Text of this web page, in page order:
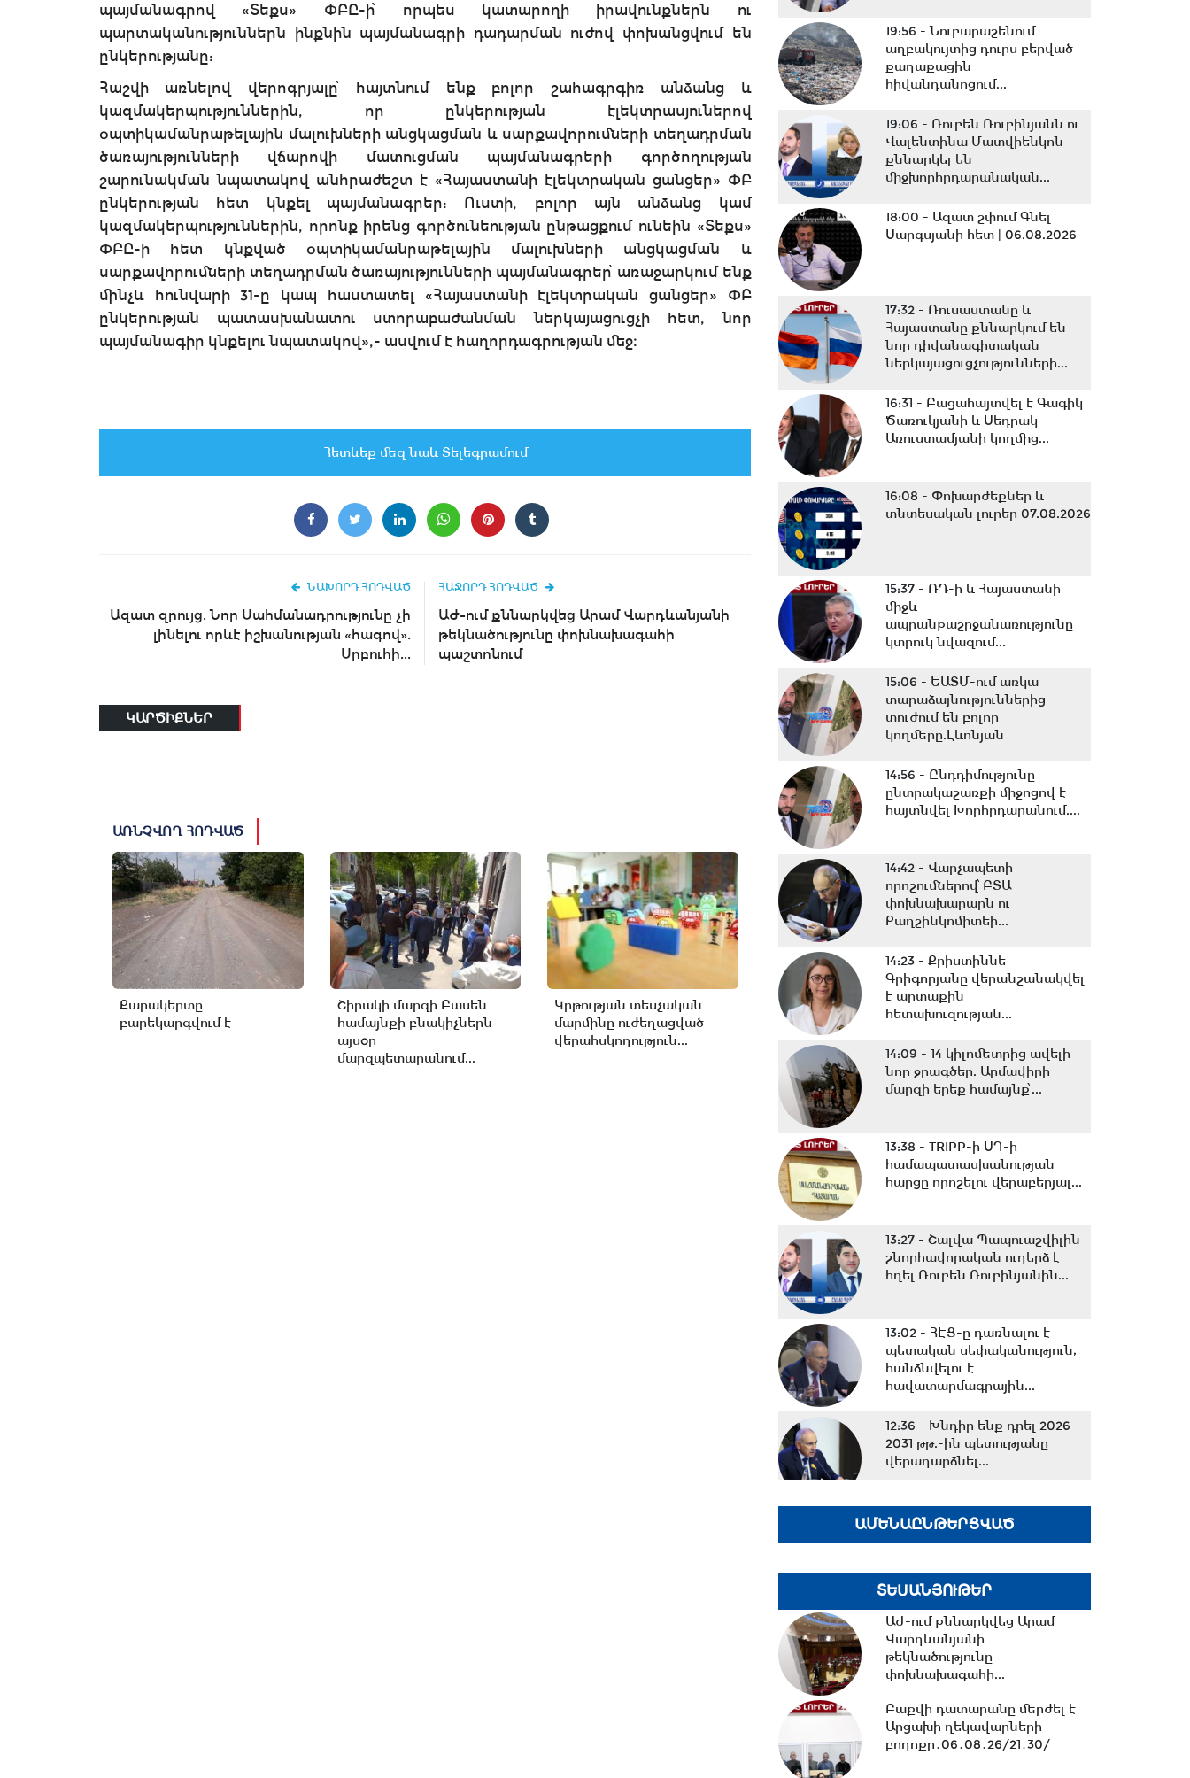
պայմանագրով «Տեքս» ՓԲԸ-ի՝ որպես կատարողի իրավունքներն ու
պարտականություններն ինքնին պայմանագրի դադարման ուժով փոխանցվում են
ընկերությանը:
Հաշվի առնելով վերոգրյալը՝ հայտնում ենք բոլոր շահագրգիռ անձանց և
կազմակերպություններին, որ ընկերության էլեկտրասյուներով
օպտիկամանրաթելային մալուխների անցկացման և սարքավորումների տեղադրման
ծառայությունների վճարովի մատուցման պայմանագրերի գործողության
շարունակման նպատակով անհրաժեշտ է «Հայաստանի էլեկտրական ցանցեր» ՓԲ
ընկերության հետ կնքել պայմանագրեր: Ուստի, բոլոր այն անձանց կամ
կազմակերպություններին, որոնք իրենց գործունեության ընթացքում ունեին «Տեքս»
ՓԲԸ-ի հետ կնքված օպտիկամանրաթելային մալուխների անցկացման և
սարքավորումների տեղադրման ծառայությունների պայմանագրեր՝ առաջարկում ենք
մինչև հունվարի 31-ը կապ հաստատել «Հայաստանի էլեկտրական ցանցեր» ՓԲ
ընկերության պատասխանատու ստորաբաժանման ներկայացուցչի հետ, նոր
պայմանագիր կնքելու նպատակով»,- ասվում է հաղորդագրության մեջ։
Հետևեք մեզ նաև Տելեգրամում
ՆԱԽՈՐԴ ՀՈԴՎԱԾ
Ազատ զրույց. Նոր Սահմանադրությունը չի
լինելու որևէ իշխանության «հագով».
Սրբուհի...
ՀԱՋՈՐԴ ՀՈԴՎԱԾ
ԱԺ-ում քննարկվեց Արամ Վարդևանյանի
թեկնածությունը փոխնախագահի
պաշտոնում
ԿԱՐԾԻՔՆԵՐ
ԱՌՆՉՎՈՂ ՀՈԴՎԱԾ
Քարակերտը
բարեկարգվում է
Շիրակի մարզի Բասեն
համայնքի բնակիչներն
այսօր
մարզպետարանում...
Կրթության տեսչական
մարմինը ուժեղացված
վերահսկողություն...
19:56 -Նուբարաշենում
աղբակույտից դուրս բերված
քաղաքացին
հիվանդանոցում...
19:06 - Ռուբեն Ռուբինյանն ու
Վալենտինա Մատվիենկոն
քննարկել են
միջխորհրդարանական...
18:00 - Ազատ շփում Գնել
Սարգսյանի հետ | 06.08.2026
17:32 - Ռուսաստանը և
Հայաստանը քննարկում են
նոր դիվանագիտական
ներկայացուցչությունների...
16:31 - Բացահայտվել է Գագիկ
Ծառուկյանի և Սեդրակ
Առուստամյանի կողմից...
16:08 - Փոխարժեքներ և
տնտեսական լուրեր 07.08.2026
15:37 - ՌԴ-ի և Հայաստանի
միջև
ապրանքաշրջանառությունը
կտրուկ նվազում...
15:06 - ԵԱՏՄ-ում առկա
տարաձայնություններից
տուժում են բոլոր
կողմերը.Լևոնյան
14:56 - Ընդդիմությունը
ընտրակաշառքի միջոցով է
հայտնվել Խորհրդարանում....
14:42 - Վարչապետի
որոշումներով՝ ԲՏԱ
փոխնախարարն ու
Քաղշինկոմիտեի...
14:23 - Քրիստիննե
Գրիգորյանը վերանշանակվել
է արտաքին
հետախուզության...
14:09 - 14 կիլոմետրից ավելի
նոր ջրագծեր. Արմավիրի
մարզի երեք համայնք՝...
13:38 - TRIPP-ի ՍԴ-ի
համապատասխանության
հարցը որոշելու վերաբերյալ...
13:27 - Շալվա Պապուաշվիլին
շնորհավորական ուղերձ է
հղել Ռուբեն Ռուբինյանին...
13:02 - ՀԷՑ-ը դառնալու է
պետական սեփականություն,
հանձնվելու է
հավատարմագրային...
12:36 - Խնդիր ենք դրել 2026-
2031 թթ.-ին պետությանը
վերադարձնել...
11:53 -Կոնգոյում Էբոլայի
11:40 -«Մուլտի գրուպ»
կոնցեռնի տնօրեն Արթուր
Դալլաքյանը կալանավորվել...
11:32 -«Մուլտի գրուպ»
կոնցեռնի նախկին տնօրեն
Սեդրակ Առուստամյանը...
ԱՄԵՆԱԸՆԹԵՐՑՎԱԾ
ՏԵՍԱՆՅՈՒԹԵՐ
ԱԺ-ում քննարկվեց Արամ
Վարդևանյանի
թեկնածությունը
փոխնախագահի...
Բաքվի դատարանը մերժել է
Արցախի ղեկավարների
բողոքը․06․08․26/21․30/